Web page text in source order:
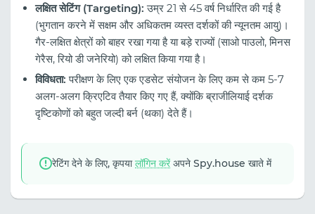
लक्षित सेटिंग (Targeting): उम्र 21 से 45 वर्ष निर्धारित की गई है
(भुगतान करने में सक्षम और अधिकतम व्यस्त दर्शकों की न्यूनतम आयु)।
गैर-लक्षित क्षेत्रों को बाहर रखा गया है या बड़े राज्यों (साओ पाउलो, मिनस
गेरैस, रियो डी जनेरियो) को लक्षित किया गया है।
विविधता: परीक्षण के लिए एक एडसेट संयोजन के लिए कम से कम 5-7
अलग-अलग क्रिएटिव तैयार किए गए हैं, क्योंकि ब्राजीलियाई दर्शक
दृष्टिकोणों को बहुत जल्दी बर्न (थका) देते हैं।
रेटिंग देने के लिए, कृपयालॉगिन करेंअपने Spy.house खाते में